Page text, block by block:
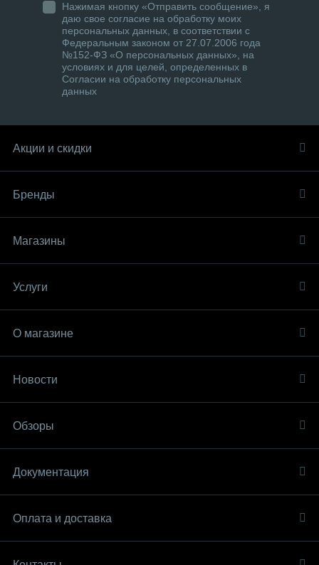
Нажимая кнопку «Отправить сообщение», я
даю свое согласие на обработку моих
персональных данных, в соответствии с
Федеральным законом от 27.07.2006 года
№152-ФЗ «О персональных данных», на
условиях и для целей, определенных в
Согласии на обработку персональных
данных
Акции и скидки
Бренды
Магазины
Услуги
О магазине
Новости
Обзоры
Документация
Оплата и доставка